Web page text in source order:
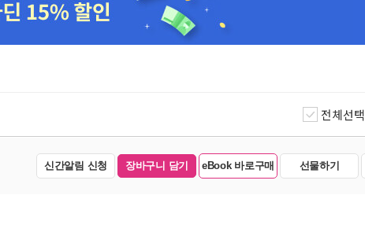
전체선택
신간알림 신청 장바구니 담기 eBook 바로구매 선물하기